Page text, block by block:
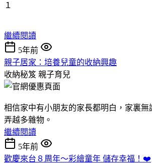
１
繼續閱讀
5年前
親子居家：培養兒童的收納興趣
收納秘笈 親子育兒
相信家中有小朋友的家長都明白，家裏無
弄越多雜物。
繼續閱讀
5年前
歡慶來台８周年～彩繪童年 儲存幸福！❤️